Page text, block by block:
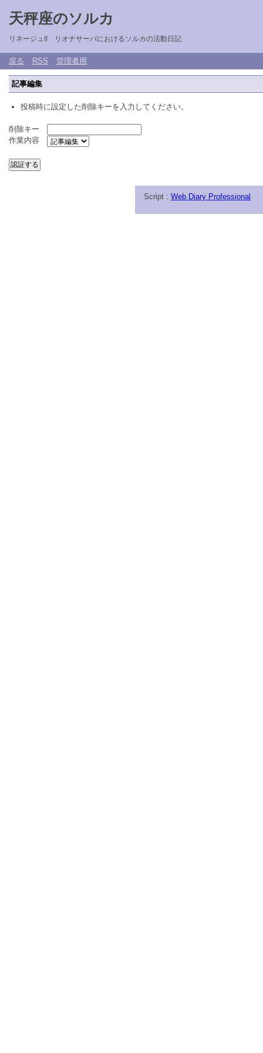
天秤座のソルカ
リネージュII リオナサーバにおけるソルカの活動日記
戻る RSS 管理者用
記事編集
投稿時に設定した削除キーを入力してください。
削除キー
作業内容
Script : Web Diary Professional